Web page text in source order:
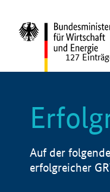
127
Auf der
erfolgreicher